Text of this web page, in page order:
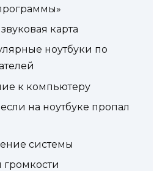
карта
ноутбуки по
к компьютеру
на ноутбукe пропал
системы
громкости